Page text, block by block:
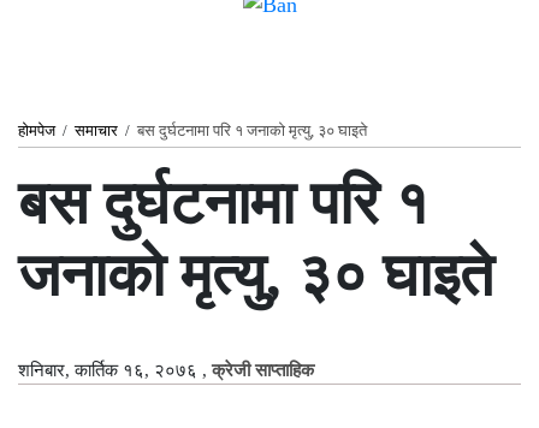
होमपेज/समाचार / बस दुर्घटनामा परि १ जनाको मृत्यु, ३० घाइते
बस दुर्घटनामा परि १
जनाको मृत्यु, ३० घाइते
शनिबार, कार्तिक १६, २०७६ ,क्रेजी साप्ताहिक